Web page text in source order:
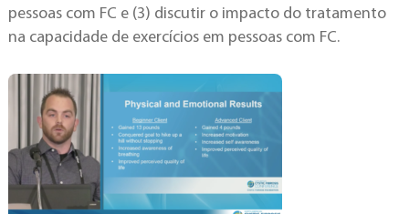
pessoas com FC e (3) discutir o impacto do tratamento
na capacidade de exercícios em pessoas com FC.